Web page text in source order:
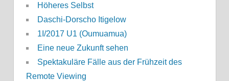
Höheres Selbst
Daschi-Dorscho Itigelow
1I/2017 U1 (Oumuamua)
Eine neue Zukunft sehen
Spektakuläre Fälle aus der Frühzeit des
Remote Viewing